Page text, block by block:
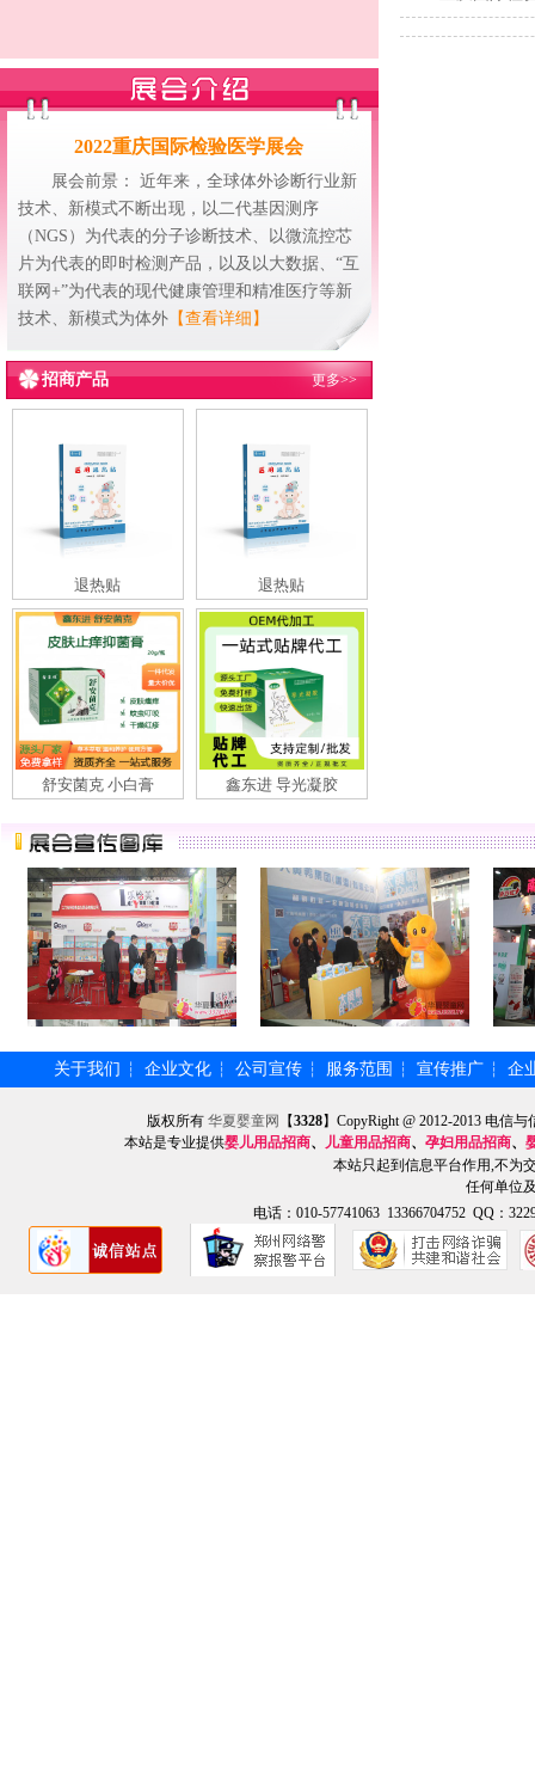
2022重庆国际检验医学展会
展会前景： 近年来，全球体外诊断行业新
技术、新模式不断出现，以二代基因测序
（NGS）为代表的分子诊断技术、以微流控芯
片为代表的即时检测产品，以及以大数据、“互
联网+”为代表的现代健康管理和精准医疗等新
技术、新模式为体外 【查看详细】
招商产品 更多>>
退热贴 退热贴
舒安菌克 小白膏 鑫东进 导光凝胶
关于我们 ┆ 企业文化 ┆ 公司宣传 ┆ 服务范围 ┆ 宣传推广 ┆ 企
版权所有华夏婴童网 【3328】CopyRight @ 2012-2013 电信
本站是专业提供婴儿用品招商、 儿童用品招商、 孕妇用品招商、
本站只起到信息平台作用,不为
任何单位
电话：010-57741063 13366704752 QQ：